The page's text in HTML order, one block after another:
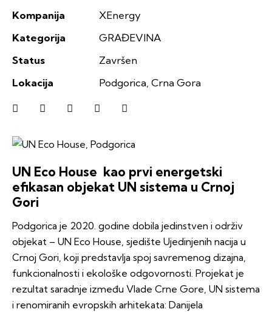
Kompanija
XEnergy
Kategorija
GRAĐEVINA
Status
Završen
Lokacija
Podgorica, Crna Gora
UN Eco House kao prvi energetski
efikasan objekat UN sistema u Crnoj
Gori
Podgorica je 2020. godine dobila jedinstven i održiv
objekat – UN Eco House, sjedište Ujedinjenih nacija u
Crnoj Gori, koji predstavlja spoj savremenog dizajna,
funkcionalnosti i ekološke odgovornosti. Projekat je
rezultat saradnje između Vlade Crne Gore, UN sistema
i renomiranih evropskih arhitekata: Danijela